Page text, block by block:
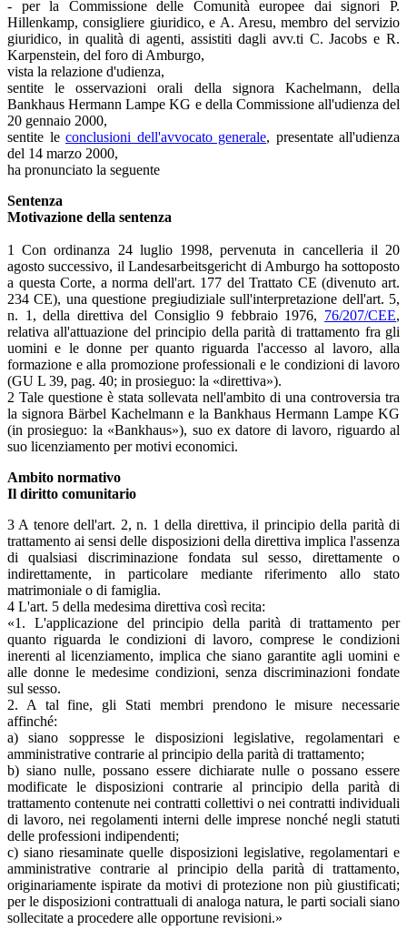
- per la Commissione delle Comunità europee dai signori P.
Hillenkamp, consigliere giuridico, e A. Aresu, membro del servizio
giuridico, in qualità di agenti, assistiti dagli avv.ti C. Jacobs e R.
Karpenstein, del foro di Amburgo,
vista la relazione d'udienza,
sentite le osservazioni orali della signora Kachelmann, della
Bankhaus Hermann Lampe KG e della Commissione all'udienza del
20 gennaio 2000,
sentite le conclusioni dell'avvocato generale, presentate all'udienza
del 14 marzo 2000,
ha pronunciato la seguente
Sentenza
Motivazione della sentenza
1 Con ordinanza 24 luglio 1998, pervenuta in cancelleria il 20
agosto successivo, il Landesarbeitsgericht di Amburgo ha sottoposto
a questa Corte, a norma dell'art. 177 del Trattato CE (divenuto art.
234 CE), una questione pregiudiziale sull'interpretazione dell'art. 5,
n. 1, della direttiva del Consiglio 9 febbraio 1976, 76/207/CEE,
relativa all'attuazione del principio della parità di trattamento fra gli
uomini e le donne per quanto riguarda l'accesso al lavoro, alla
formazione e alla promozione professionali e le condizioni di lavoro
(GU L 39, pag. 40; in prosieguo: la «direttiva»).
2 Tale questione è stata sollevata nell'ambito di una controversia tra
la signora Bärbel Kachelmann e la Bankhaus Hermann Lampe KG
(in prosieguo: la «Bankhaus»), suo ex datore di lavoro, riguardo al
suo licenziamento per motivi economici.
Ambito normativo
Il diritto comunitario
3 A tenore dell'art. 2, n. 1 della direttiva, il principio della parità di
trattamento ai sensi delle disposizioni della direttiva implica l'assenza
di qualsiasi discriminazione fondata sul sesso, direttamente o
indirettamente, in particolare mediante riferimento allo stato
matrimoniale o di famiglia.
4 L'art. 5 della medesima direttiva così recita:
«1. L'applicazione del principio della parità di trattamento per
quanto riguarda le condizioni di lavoro, comprese le condizioni
inerenti al licenziamento, implica che siano garantite agli uomini e
alle donne le medesime condizioni, senza discriminazioni fondate
sul sesso.
2. A tal fine, gli Stati membri prendono le misure necessarie
affinché:
a) siano soppresse le disposizioni legislative, regolamentari e
amministrative contrarie al principio della parità di trattamento;
b) siano nulle, possano essere dichiarate nulle o possano essere
modificate le disposizioni contrarie al principio della parità di
trattamento contenute nei contratti collettivi o nei contratti individuali
di lavoro, nei regolamenti interni delle imprese nonché negli statuti
delle professioni indipendenti;
c) siano riesaminate quelle disposizioni legislative, regolamentari e
amministrative contrarie al principio della parità di trattamento,
originariamente ispirate da motivi di protezione non più giustificati;
per le disposizioni contrattuali di analoga natura, le parti sociali siano
sollecitate a procedere alle opportune revisioni.»